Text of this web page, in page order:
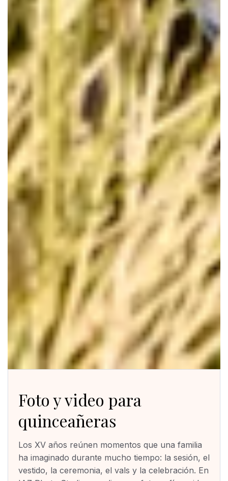
Foto y video para
quinceañeras
Los XV años reúnen momentos que una familia
ha imaginado durante mucho tiempo: la sesión, el
vestido, la ceremonia, el vals y la celebración. En